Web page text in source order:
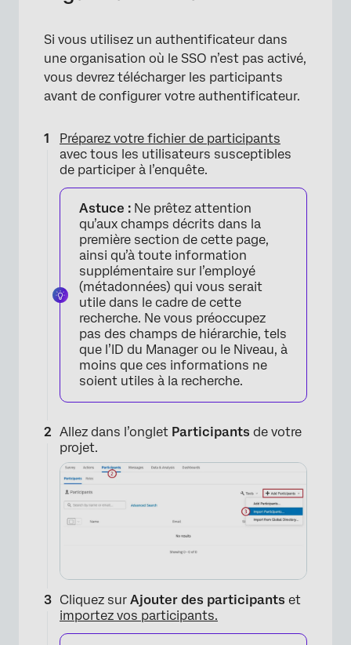
×
Si vous utilisez un authentificateur dans
une organisation où le SSO n’est pas activé,
vous devrez télécharger les participants
avant de configurer votre authentificateur.
Préparez votre fichier de participants
avec tous les utilisateurs susceptibles
de participer à l’enquête.
Astuce : Ne prêtez attention
qu’aux champs décrits dans la
première section de cette page,
ainsi qu’à toute information
supplémentaire sur l’employé
(métadonnées) qui vous serait
utile dans le cadre de cette
recherche. Ne vous préoccupez
pas des champs de hiérarchie, tels
que l’ID du Manager ou le Niveau, à
moins que ces informations ne
soient utiles à la recherche.
Allez dans l’onglet Participants de votre
projet.
Cliquez sur Ajouter des participants et
importez vos participants.